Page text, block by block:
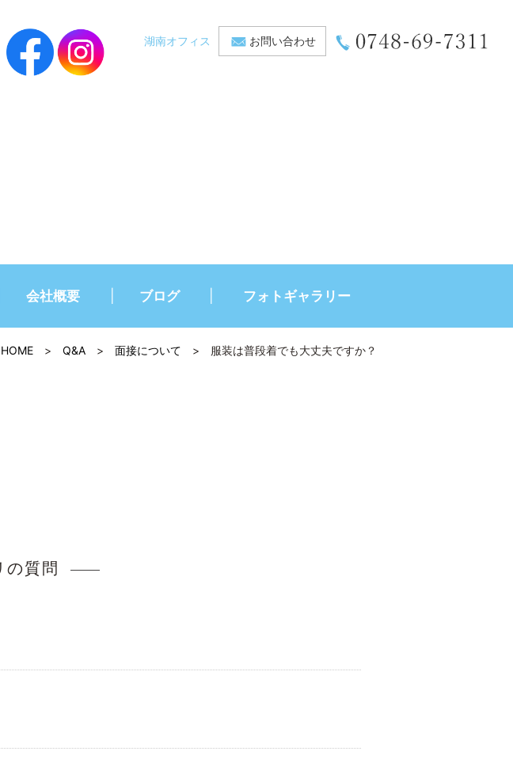
湖南オフィス お問い合わせ
会社概要 ブログ フォトギャラリー
HOME > Q&A > 面接について > 服装は普段着でも大丈夫ですか？
の質問